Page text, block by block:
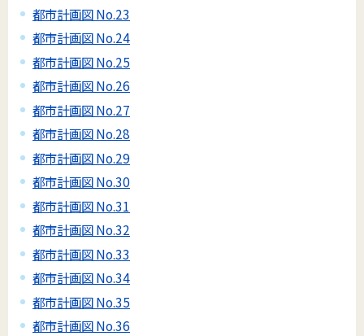
都市計画図 No.23
都市計画図 No.24
都市計画図 No.25
都市計画図 No.26
都市計画図 No.27
都市計画図 No.28
都市計画図 No.29
都市計画図 No.30
都市計画図 No.31
都市計画図 No.32
都市計画図 No.33
都市計画図 No.34
都市計画図 No.35
都市計画図 No.36